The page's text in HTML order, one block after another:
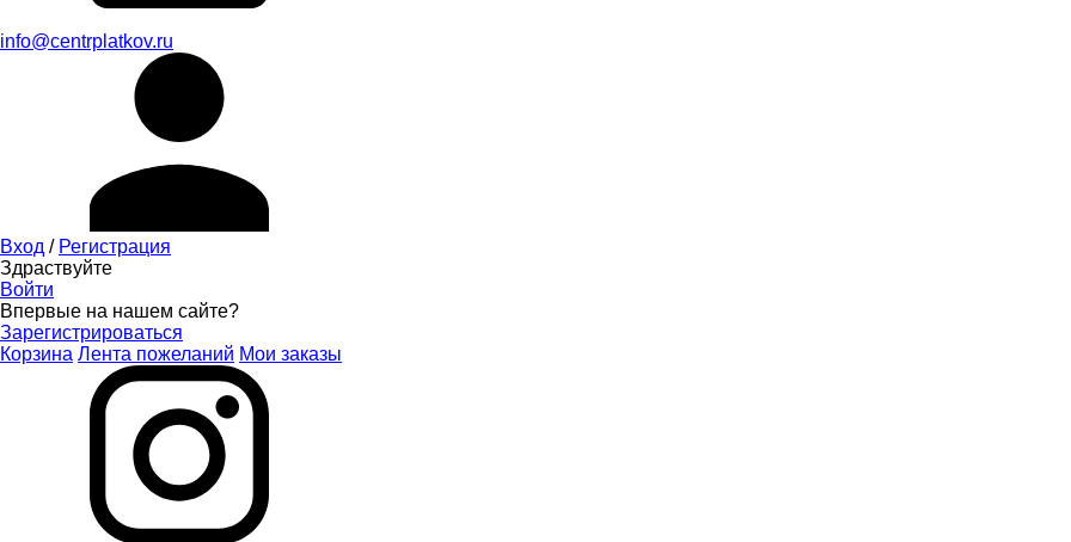
info@centrplatkov.ru
Вход / Регистрация
Здраствуйте
Войти
Впервые на нашем сайте?
Зарегистрироваться
Корзина Лента пожеланий Мои заказы